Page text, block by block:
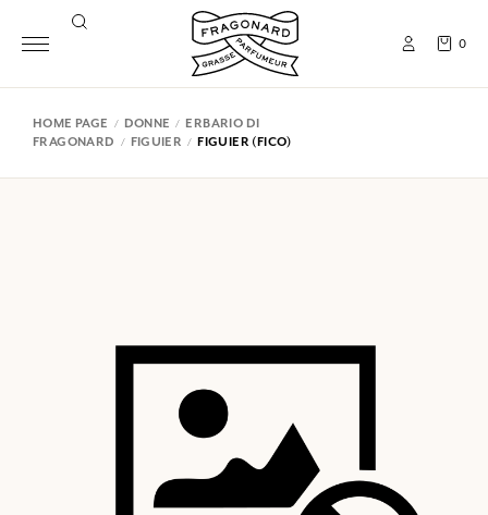
0
HOME PAGE DONNE
ERBARIO DI
FRAGONARD
FIGUIER FIGUIER (FICO)